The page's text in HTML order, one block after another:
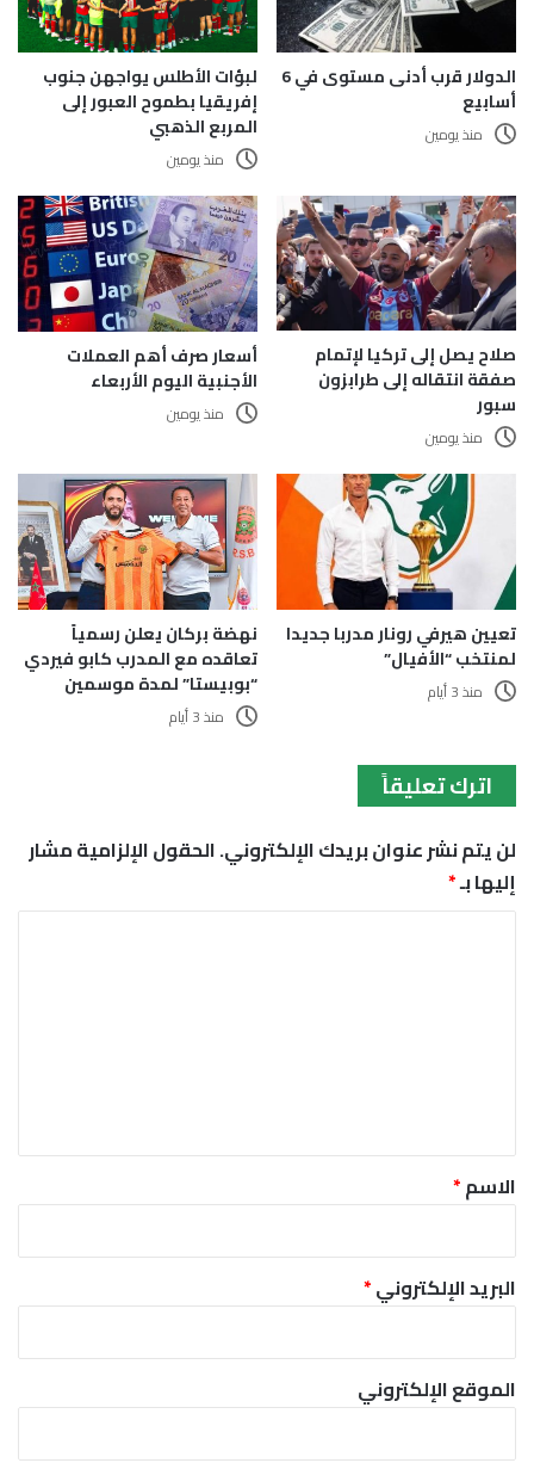
الدولار قرب أدنى مستوى في 6
أسابيع
منذ يومين
لبؤات الأطلس يواجهن جنوب
إفريقيا بطموح العبور إلى
المربع الذهبي
منذ يومين
صلاح يصل إلى تركيا لإتمام
صفقة انتقاله إلى طرابزون
سبور
منذ يومين
أسعار صرف أهم العملات
الأجنبية اليوم الأربعاء
منذ يومين
تعيين هيرفي رونار مدربا جديدا
لمنتخب “الأفيال”
منذ 3 أيام
نهضة بركان يعلن رسمياً
تعاقده مع المدرب كابو فيردي
“بوبيستا” لمدة موسمين
منذ 3 أيام
اترك تعليقاً
لن يتم نشر عنوان بريدك الإلكتروني.الحقول الإلزامية مشار
إليها بـ*
*
الاسم*
البريد الإلكتروني*
الموقع الإلكتروني